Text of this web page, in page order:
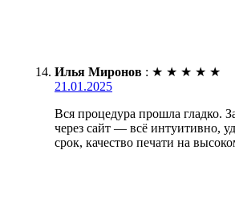
Илья Миронов : ★ ★ ★ ★ ★
21.01.2025
Вся процедура прошла гладко.
через сайт — всё интуитивно,
срок, качество печати на